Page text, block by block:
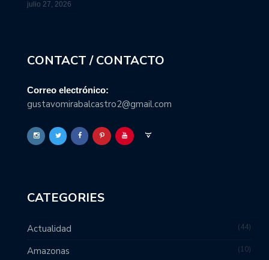
julio 27, 2026
CONTACT / CONTACTO
Correo electrónico:
gustavomirabalcastro2@gmail.com
CATEGORIES
Actualidad 44
Amazonas 10